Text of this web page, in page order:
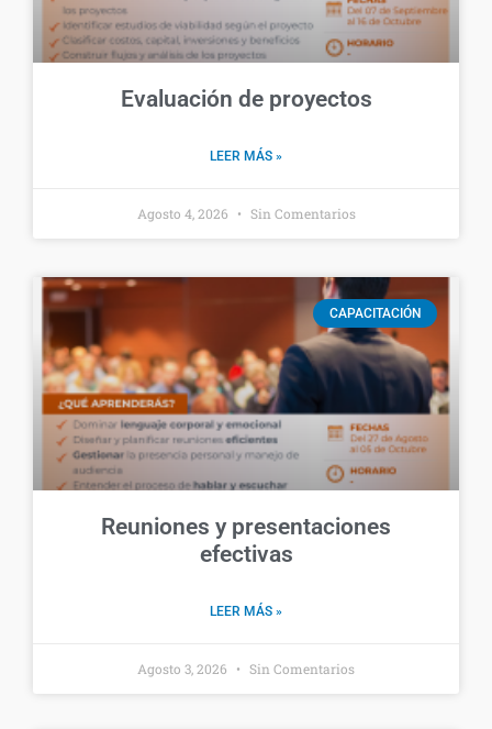
Evaluación de proyectos
LEER MÁS »
Agosto 4, 2026 Sin Comentarios
CAPACITACIÓN
Reuniones y presentaciones
efectivas
LEER MÁS »
Agosto 3, 2026 Sin Comentarios